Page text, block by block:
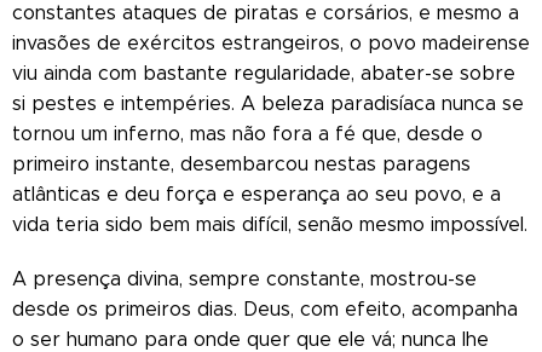
constantes ataques de piratas e corsários, e mesmo a
invasões de exércitos estrangeiros, o povo madeirense
viu ainda com bastante regularidade, abater-se sobre
si pestes e intempéries. A beleza paradisíaca nunca se
tornou um inferno, mas não fora a fé que, desde o
primeiro instante, desembarcou nestas paragens
atlânticas e deu força e esperança ao seu povo, e a
vida teria sido bem mais difícil, senão mesmo impossível.
A presença divina, sempre constante, mostrou-se
desde os primeiros dias. Deus, com efeito, acompanha
o ser humano para onde quer que ele vá; nunca lhe